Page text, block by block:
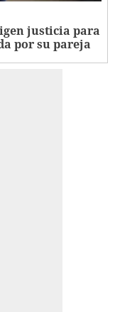
justicia para
por su pareja